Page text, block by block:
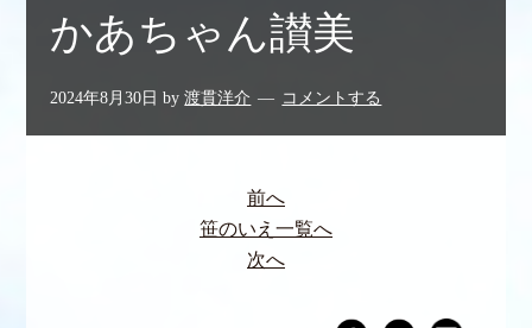
かあちゃん讃美
2024年8月30日 by渡貫洋介 コメントする
前へ
笹のいえ一覧へ
次へ